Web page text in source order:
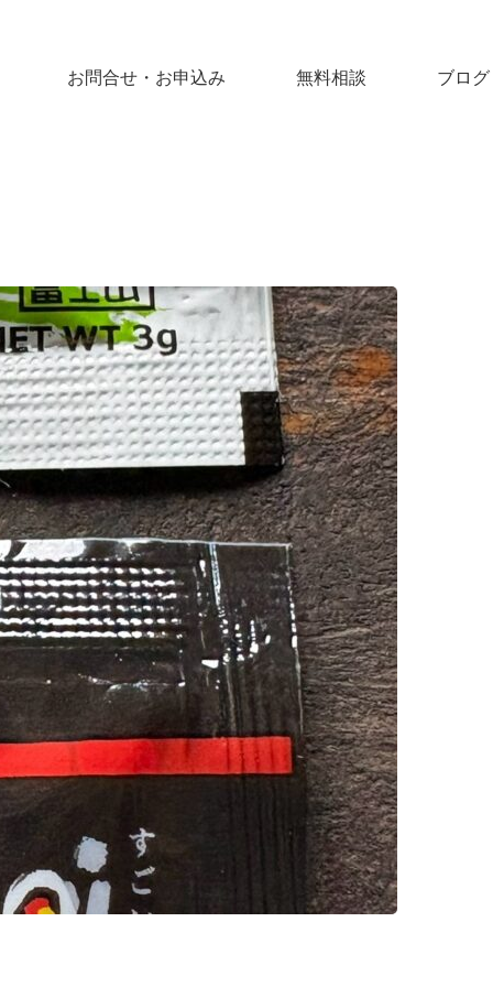
お問合せ・お申込み 無料相談 ブログ